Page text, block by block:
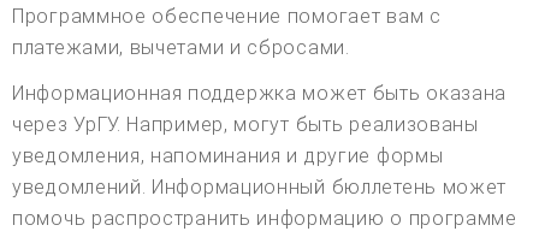
Программное обеспечение помогает вам с
платежами, вычетами и сбросами.
Информационная поддержка может быть оказана
через УрГУ. Например, могут быть реализованы
уведомления, напоминания и другие формы
уведомлений. Информационный бюллетень может
помочь распространить информацию о программе